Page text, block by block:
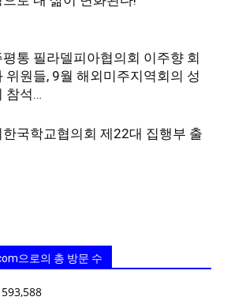
평통 필라델피아협의회 이주향 회
위원들, 9월 해외미주지역회의 성
참석…
국학교협의회 제22대 집행부 출
으로의 총 방문 수
593,588